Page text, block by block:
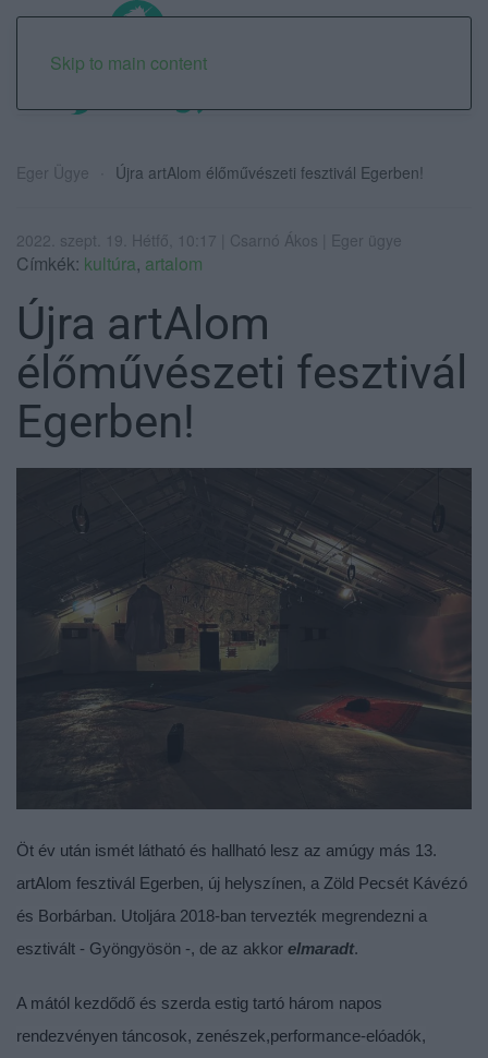
Skip to main content
Eger Ügye Újra artAlom élőművészeti fesztivál Egerben!
2022. szept. 19. Hétfő, 10:17 | Csarnó Ákos | Eger ügye
Címkék: kultúra, artalom
Újra artAlom
élőművészeti fesztivál
Egerben!
Öt év után ismét látható és hallható lesz az amúgy más 13.
artAlom fesztivál Egerben, új helyszínen, a Zöld Pecsét Kávézó
és Borbárban. Utoljára 2018-ban tervezték megrendezni a
esztivált - Gyöngyösön -, de az akkor elmaradt.
A mától kezdődő és szerda estig tartó három napos
rendezvényen táncosok, zenészek,performance-elóadók,